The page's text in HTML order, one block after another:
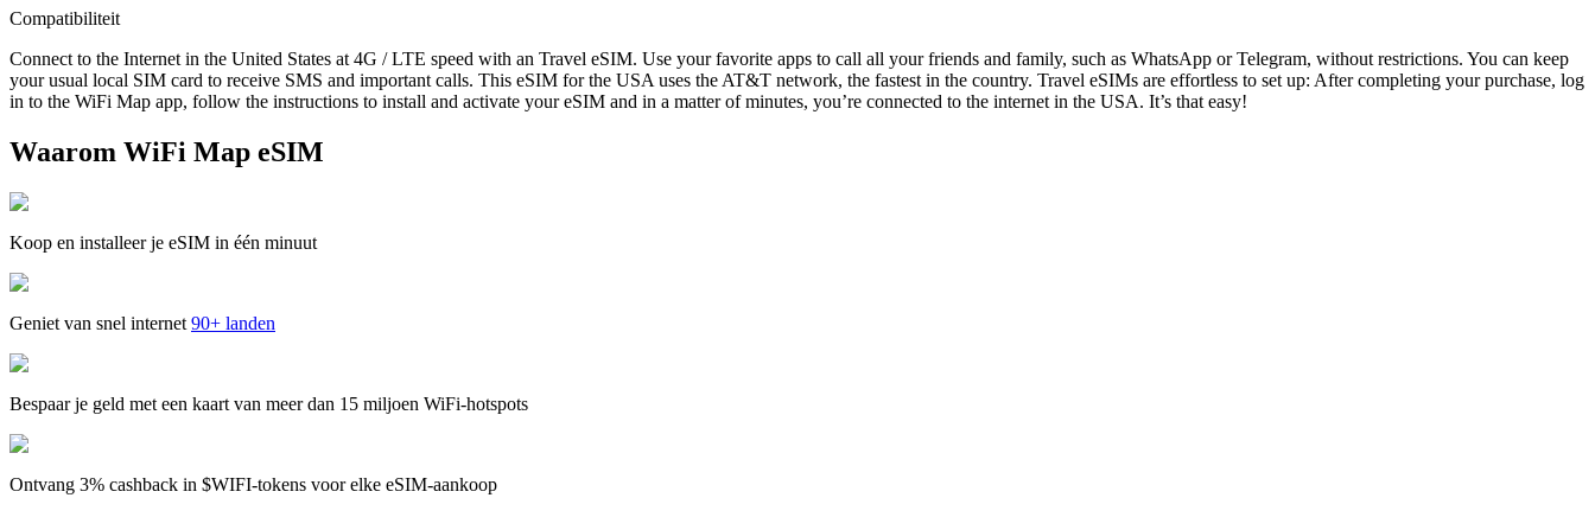
Compatibiliteit
Connect to the Internet in the United States at 4G / LTE speed with an Travel eSIM. Use your favorite apps to call all your friends and family, such as WhatsApp or Telegram, without restrictions. You can keep
your usual local SIM card to receive SMS and important calls. This eSIM for the USA uses the AT&T network, the fastest in the country. Travel eSIMs are effortless to set up: After completing your purchase, log
in to the WiFi Map app, follow the instructions to install and activate your eSIM and in a matter of minutes, you’re connected to the internet in the USA. It’s that easy!
Waarom WiFi Map eSIM
Koop en installeer je eSIM in één minuut
Geniet van snel internet 90+ landen
Bespaar je geld met een kaart van meer dan 15 miljoen WiFi-hotspots
Ontvang 3% cashback in $WIFI-tokens voor elke eSIM-aankoop